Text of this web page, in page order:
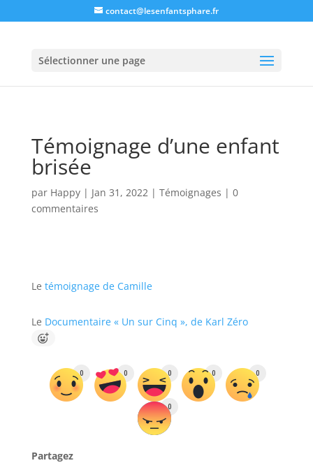
contact@lesenfantsphare.fr
Sélectionner une page
Témoignage d’une enfant
brisée
par Happy| Jan 31, 2022| Témoignages | 0
commentaires
Le témoignage de Camille
Le Documentaire « Un sur Cinq », de Karl Zéro
0 0 0 0 0
0
Partagez